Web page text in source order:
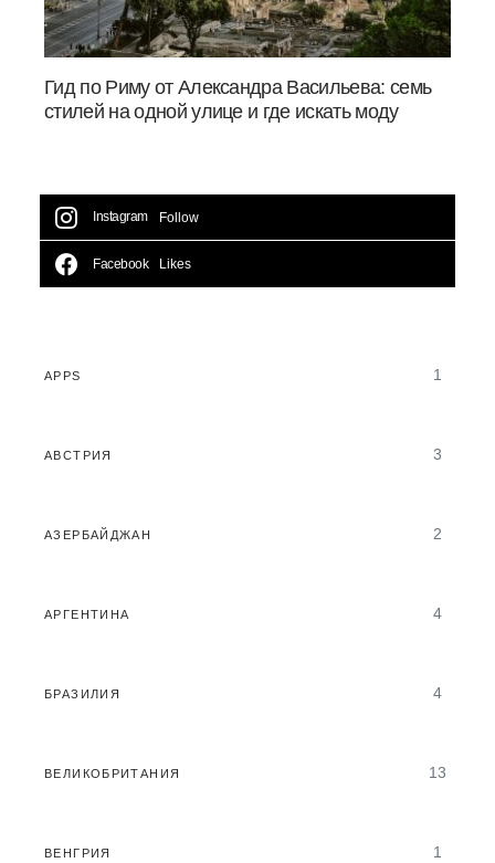
Гид по Риму от Александра Васильева: семь
стилей на одной улице и где искать моду
Instagram Follow
Facebook Likes
APPS 1
АВСТРИЯ 3
АЗЕРБАЙДЖАН 2
АРГЕНТИНА 4
БРАЗИЛИЯ 4
ВЕЛИКОБРИТАНИЯ 13
ВЕНГРИЯ 1